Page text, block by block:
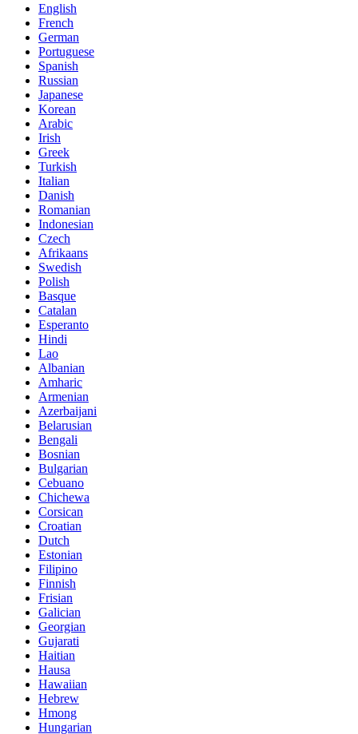
English
French
German
Portuguese
Spanish
Russian
Japanese
Korean
Arabic
Irish
Greek
Turkish
Italian
Danish
Romanian
Indonesian
Czech
Afrikaans
Swedish
Polish
Basque
Catalan
Esperanto
Hindi
Lao
Albanian
Amharic
Armenian
Azerbaijani
Belarusian
Bengali
Bosnian
Bulgarian
Cebuano
Chichewa
Corsican
Croatian
Dutch
Estonian
Filipino
Finnish
Frisian
Galician
Georgian
Gujarati
Haitian
Hausa
Hawaiian
Hebrew
Hmong
Hungarian